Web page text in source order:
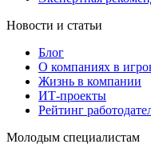
Новости и статьи
Блог
О компаниях в
Жизнь в компании
ИТ-проекты
Рейтинг
Молодым специалистам